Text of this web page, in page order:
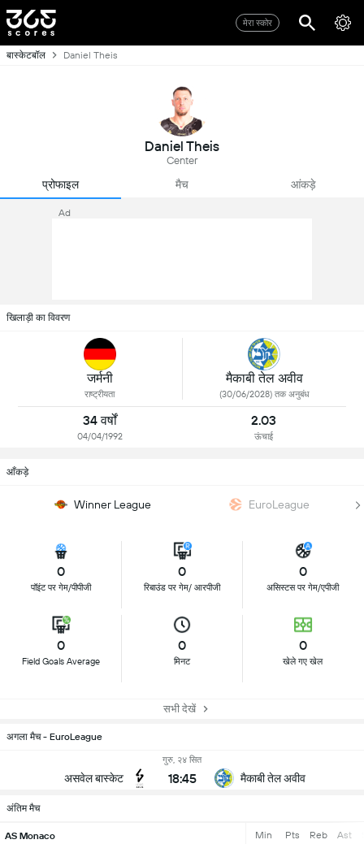
मेरा स्कोर
बास्केटबॉल Daniel Theis
Daniel Theis
Center
प्रोफाइल मैच आंकड़े
Ad
खिलाड़ी का विवरण
जर्मनी
राष्ट्रीयता
मैकाबी तेल अवीव
(30/06/2028) तक अनुबंध
34 वर्षों
04/04/1992
2.03
ऊंचाई
आँकड़े
Winner League EuroLeague
0
पॉइंट पर गेम/पीपीजी
0
रिबाउंड पर गेम/ आरपीजी
0
असिस्टस पर गेम/एपीजी
0
Field Goals Average
0
मिनट
0
खेले गए खेल
सभी देखें
अगला मैच - EuroLeague
असवेल बास्केट
गुरु, २४ सित
18:45 मैकाबी तेल अवीव
अंतिम मैच
AS Monaco Min Pts Reb Ast